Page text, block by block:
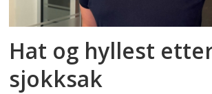
Hat og hyllest
sjokksak